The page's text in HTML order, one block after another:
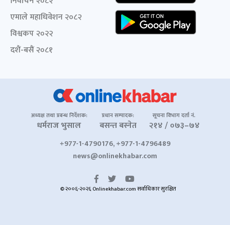
एमाले महाधिवेशन २०८२
विश्वकप २०२२
दशैं-बसैं २०८१
अध्यक्ष तथा प्रबन्ध निर्देशक:
धर्मराज भुसाल
प्रधान सम्पादक:
बसन्त बस्नेत
सूचना विभाग दर्ता नं.
२१४ / ०७३–७४
+977-1-4790176, +977-1-4796489
news@onlinekhabar.com
© २००६-२०२६ Onlinekhabar.com सर्वाधिकार सुरक्षित